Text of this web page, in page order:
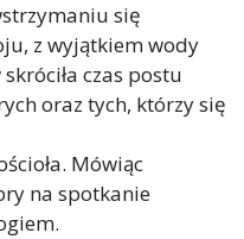
się
z wyjątkiem wody
czas postu
oraz tych, którzy się
Mówiąc
na spotkanie